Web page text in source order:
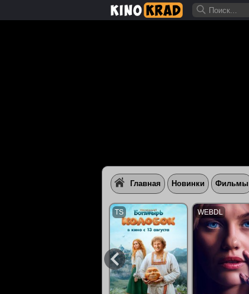
Главная Новинки Фильмы